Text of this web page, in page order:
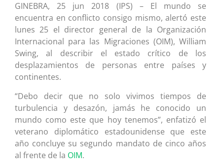
GINEBRA, 25 jun 2018 (IPS) – El mundo se
encuentra en conflicto consigo mismo, alertó este
lunes 25 el director general de la Organización
Internacional para las Migraciones (OIM), William
Swing, al describir el estado crítico de los
desplazamientos de personas entre países y
continentes.
“Debo decir que no solo vivimos tiempos de
turbulencia y desazón, jamás he conocido un
mundo como este que hoy tenemos”, enfatizó el
veterano diplomático estadounidense que este
año concluye su segundo mandato de cinco años
al frente de la OIM.